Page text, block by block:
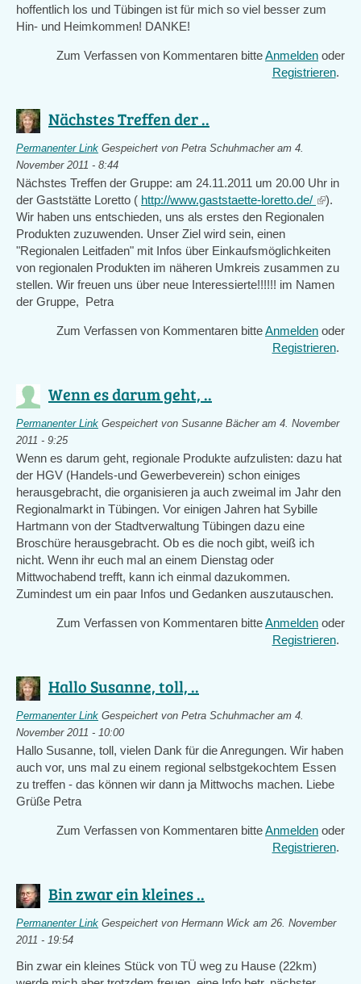
hoffentlich los und Tübingen ist für mich so viel besser zum
Hin- und Heimkommen! DANKE!
Zum Verfassen von Kommentaren bitteAnmelden oder
Registrieren.
Nächstes Treffen der ..
Permanenter Link Gespeichert von Petra Schuhmacheram 4.
November 2011 - 8:44
Nächstes Treffen der Gruppe: am 24.11.2011 um 20.00 Uhr in
der Gaststätte Loretto ( http://www.gaststaette-loretto.de/ (link
is
).
Wir haben uns entschieden, uns als erstes den Regionalen
Produkten zuzuwenden. Unser Ziel wird sein, einen
"Regionalen Leitfaden" mit Infos über Einkaufsmöglichkeiten
von regionalen Produkten im näheren Umkreis zusammen zu
stellen. Wir freuen uns über neue Interessierte!!!!!! im Namen
der Gruppe, Petra
Zum Verfassen von Kommentaren bitteAnmelden oder
Registrieren.
Wenn es darum geht, ..
Permanenter Link Gespeichert von Susanne Bächeram 4. November
2011 - 9:25
Wenn es darum geht, regionale Produkte aufzulisten: dazu hat
der HGV (Handels-und Gewerbeverein) schon einiges
herausgebracht, die organisieren ja auch zweimal im Jahr den
Regionalmarkt in Tübingen. Vor einigen Jahren hat Sybille
Hartmann von der Stadtverwaltung Tübingen dazu eine
Broschüre herausgebracht. Ob es die noch gibt, weiß ich
nicht. Wenn ihr euch mal an einem Dienstag oder
Mittwochabend trefft, kann ich einmal dazukommen.
Zumindest um ein paar Infos und Gedanken auszutauschen.
Zum Verfassen von Kommentaren bitteAnmelden oder
Registrieren.
Hallo Susanne, toll, ..
Permanenter Link Gespeichert von Petra Schuhmacheram 4.
November 2011 - 10:00
Hallo Susanne, toll, vielen Dank für die Anregungen. Wir haben
auch vor, uns mal zu einem regional selbstgekochtem Essen
zu treffen - das können wir dann ja Mittwochs machen. Liebe
Grüße Petra
Zum Verfassen von Kommentaren bitteAnmelden oder
Registrieren.
Bin zwar ein kleines ..
Permanenter Link Gespeichert von Hermann Wick am 26. November
2011 - 19:54
Bin zwar ein kleines Stück von TÜ weg zu Hause (22km)